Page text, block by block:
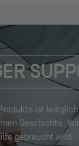
ist lediglich
Geschichte. Wir
gebraucht wird.